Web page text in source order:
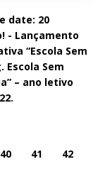
date: 20
- Lançamento
“Escola Sem
Escola Sem
– ano letivo
40 41
42